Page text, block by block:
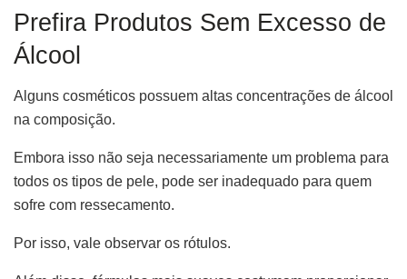
Prefira Produtos Sem Excesso de
Álcool
Alguns cosméticos possuem altas concentrações de álcool
na composição.
Embora isso não seja necessariamente um problema para
todos os tipos de pele, pode ser inadequado para quem
sofre com ressecamento.
Por isso, vale observar os rótulos.